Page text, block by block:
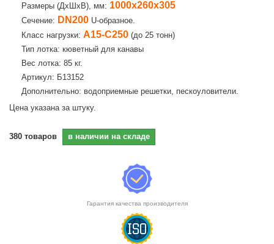
Размеры (ДхШхВ), мм: 1000х260х305
Сечение: DN200 U-образное.
Класс нагрузки: А15-С250 (до 25 тонн)
Тип лотка: кюветный для канавы
Вес лотка: 85 кг.
Артикул: Б13152
Дополнительно: водоприемные решетки, пескоуловители.
Цена указана за штуку.
380 товаров в наличии на складе
Гарантия качества производителя